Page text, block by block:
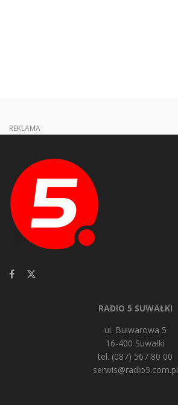
REKLAMA
RADIO 5 SUWAŁKI
ul. Bulwarowa 5
16-400 Suwałki
tel. (087) 567 80 00
serwis@radio5.com.pl